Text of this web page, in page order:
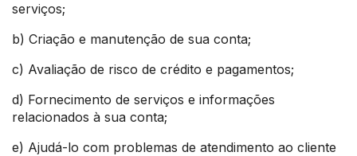
serviços;
b) Criação e manutenção de sua conta;
c) Avaliação de risco de crédito e pagamentos;
d) Fornecimento de serviços e informações
relacionados à sua conta;
e) Ajudá-lo com problemas de atendimento ao cliente